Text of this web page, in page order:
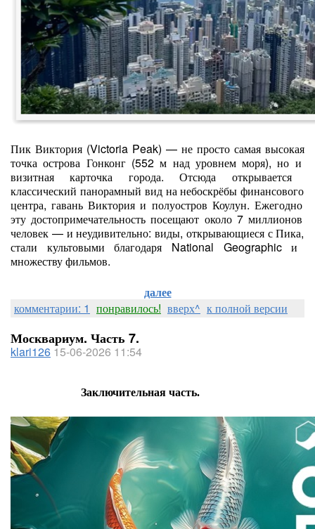
Пик Виктория (Victoria Peak) — не просто самая высокая
точка острова Гонконг(552м надуровнемморя), но и
визитная карточка города. Отсюда открывается
классический панорамный виднанебоскрёбы финансового
центра, гавань Виктория и полуостров Коулун. Ежегодно
эту достопримечательность посещают около7миллионов
человек — и неудивительно: виды, открывающиесясПика,
стали культовыми благодаря National Geographicи
множествуфильмов.
далее
комментарии: 1 понравилось! вверх^ к полной версии
Москвариум. Часть 7.
klari126 15-06-2026 11:54
Заключительная часть.